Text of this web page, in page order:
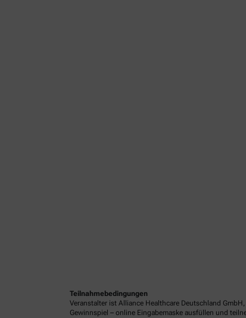
Teilnahmebedingungen
Veranstalter ist Alliance Healthcare Deutschland
Gewinnspiel – online Eingabemaske ausfüllen und